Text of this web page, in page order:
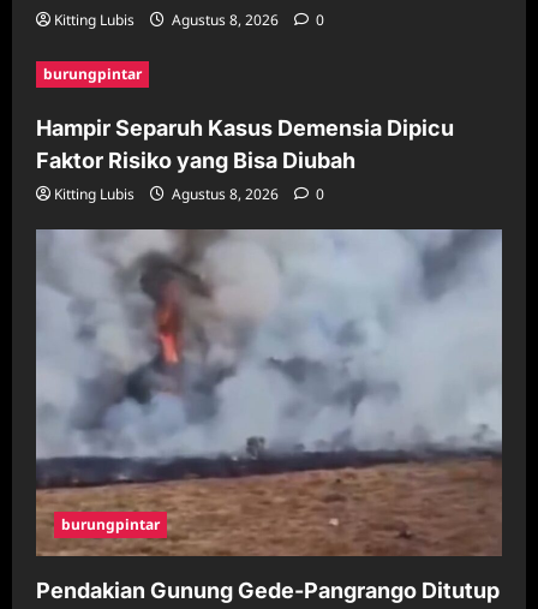
Kitting Lubis Agustus 8, 2026 0
burungpintar
Hampir Separuh Kasus Demensia Dipicu
Faktor Risiko yang Bisa Diubah
Kitting Lubis Agustus 8, 2026 0
burungpintar
Pendakian Gunung Gede-Pangrango Ditutup